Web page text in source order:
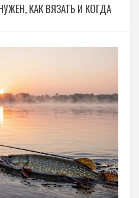
КАК ВЯЗАТЬ И КОГДА